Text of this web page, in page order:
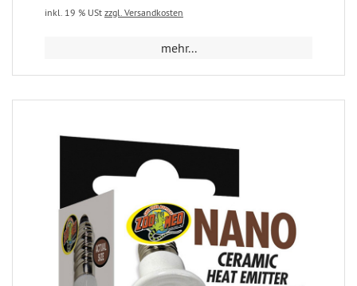
inkl. 19 % USt zzgl. Versandkosten
mehr...